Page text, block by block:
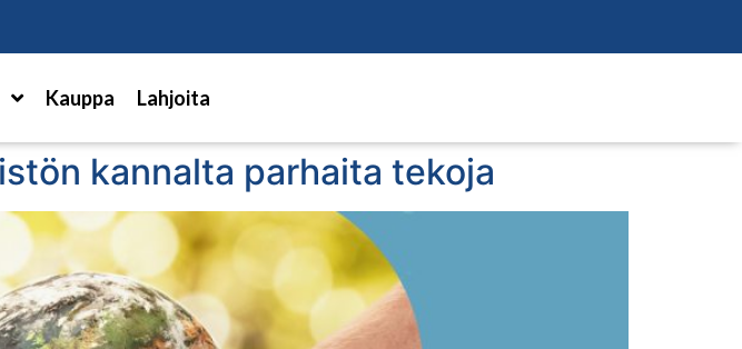
Kauppa Lahjoita
kannalta parhaita tekoja